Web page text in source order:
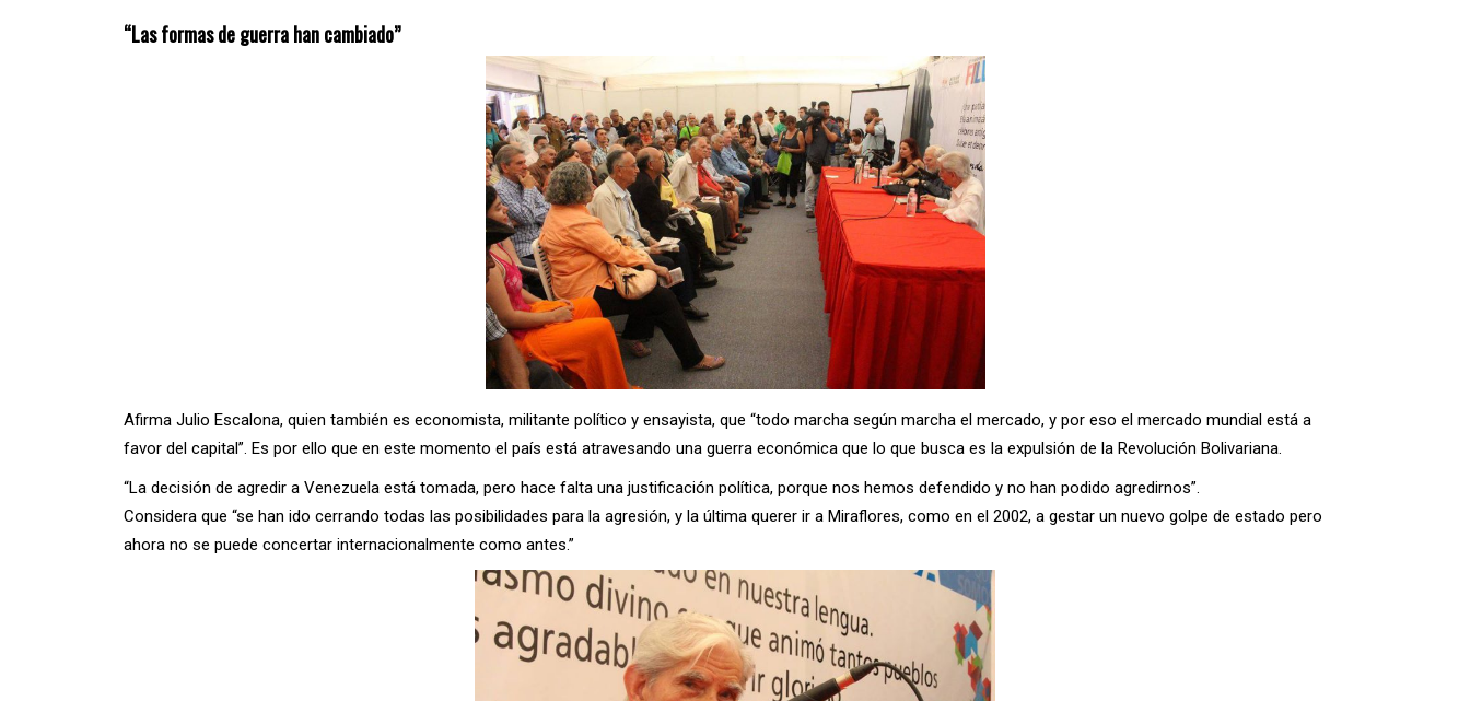
“Las formas de guerra han cambiado”
Afirma Julio Escalona, quien también es economista, militante político y ensayista, que “todo marcha según marcha el mercado, y por eso el mercado mundial está a
favor del capital”. Es por ello que en este momento el país está atravesando una guerra económica que lo que busca es la expulsión de la Revolución Bolivariana.
“La decisión de agredir a Venezuela está tomada, pero hace falta una justificación política, porque nos hemos defendido y no han podido agredirnos”.
Considera que “se han ido cerrando todas las posibilidades para la agresión, y la última querer ir a Miraflores, como en el 2002, a gestar un nuevo golpe de estado pero
ahora no se puede concertar internacionalmente como antes.”